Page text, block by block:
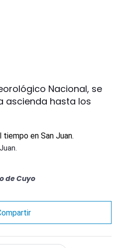
Nacional, se
ascienda hasta los
de Cuyo